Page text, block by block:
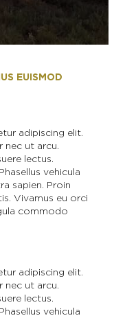
EPERNAY EN
En famille En groupe
À
EUISMOD
adipiscing elit.
nec ut arcu.
lectus.
vehicula
sapien. Proin
Vivamus eu orci
commodo
adipiscing elit.
nec ut arcu.
lectus.
vehicula